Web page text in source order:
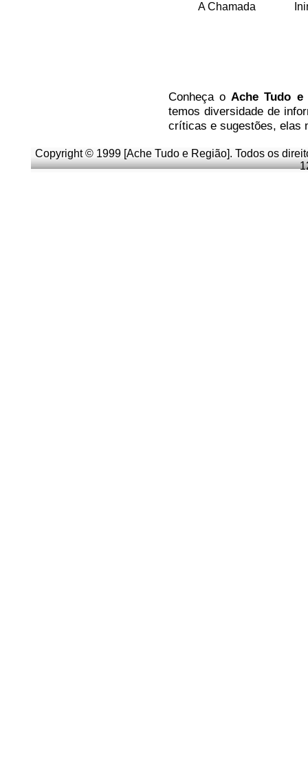
A Chamada
ConheçaoAche Tudo e
temosdiversidade de
críticas e sugestões, elas
Copyright © 1999 [Ache Tudo e Região]. Todos os